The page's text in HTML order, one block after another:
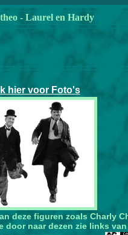
- Laurel en Hardy
hier voor Foto's
deze figuren zoals Charly
naar dezen zie links